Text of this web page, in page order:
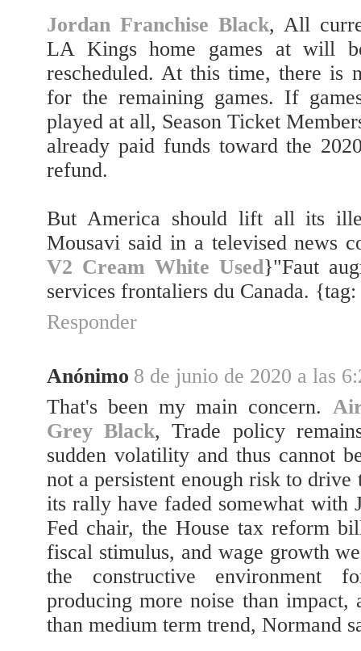
Jordan Franchise Black, All
LA Kings home games at will
rescheduled. At this time, there is
for the remaining games. If
played at all, Season Ticket
already paid funds toward the
refund.
But America should lift all its
Mousavi said in a televised news
V2 Cream White Used}"Faut
services frontaliers du Canada. {tag:
Responder
Anónimo 8 de junio de 2020 a las
That's been my main concern.
Grey Black, Trade policy
sudden volatility and thus cannot
not a persistent enough risk to
its rally have faded somewhat with
Fed chair, the House tax reform
fiscal stimulus, and wage growth
the constructive environment
producing more noise than
than medium term trend, Normand